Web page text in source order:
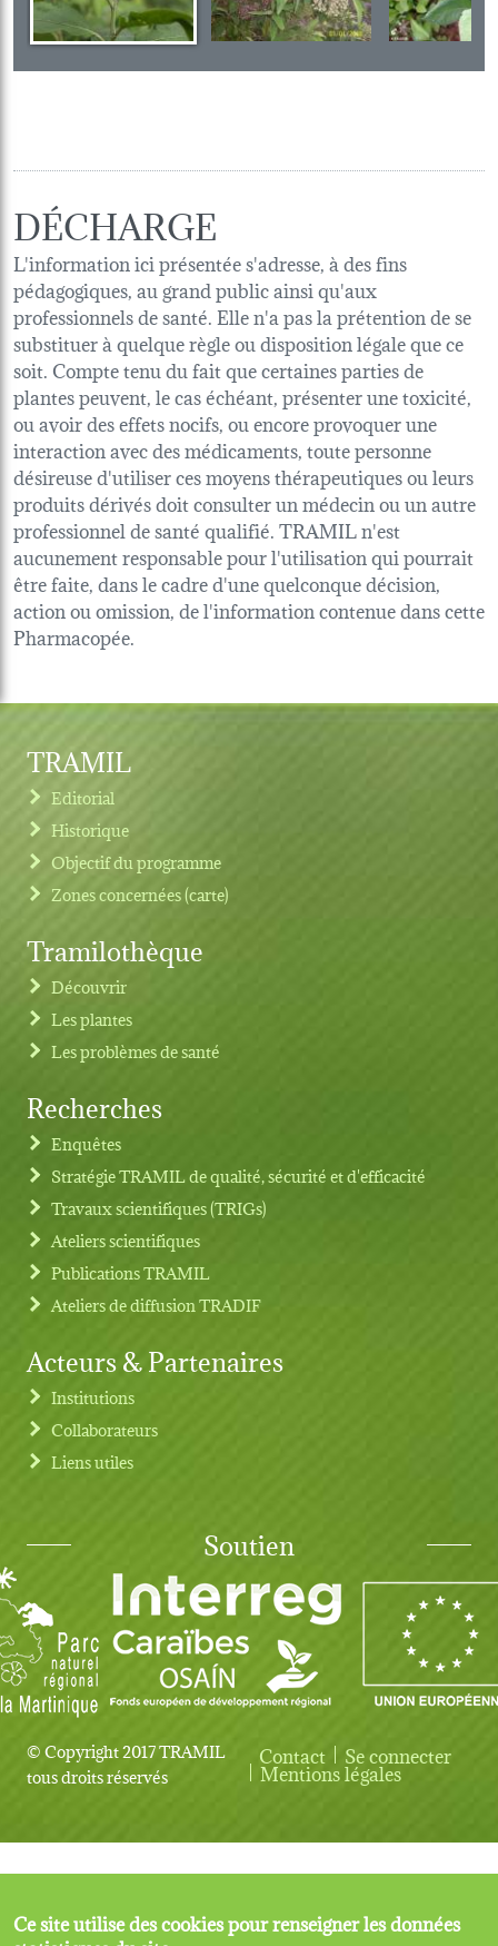
DÉCHARGE
L'information ici présentée s'adresse, à des fins
pédagogiques, au grand public ainsi qu'aux
professionnels de santé. Elle n'a pas la prétention de se
substituer à quelque règle ou disposition légale que ce
soit. Compte tenu du fait que certaines parties de
plantes peuvent, le cas échéant, présenter une toxicité,
ou avoir des effets nocifs, ou encore provoquer une
interaction avec des médicaments, toute personne
désireuse d'utiliser ces moyens thérapeutiques ou leurs
produits dérivés doit consulter un médecin ou un autre
professionnel de santé qualifié. TRAMIL n'est
aucunement responsable pour l'utilisation qui pourrait
être faite, dans le cadre d'une quelconque décision,
action ou omission, de l'information contenue dans cette
Pharmacopée.
Footer menu
TRAMIL
Editorial
Historique
Objectif du programme
Zones concernées (carte)
Tramilothèque
Découvrir
Les plantes
Les problèmes de santé
Recherches
Enquêtes
Stratégie TRAMIL de qualité, sécurité et d'efficacité
Travaux scientifiques (TRIGs)
Ateliers scientifiques
Publications TRAMIL
Ateliers de diffusion TRADIF
Acteurs & Partenaires
Institutions
Collaborateurs
Liens utiles
Soutien
© Copyright 2017 TRAMIL
tous droits réservés
User account menu
Contact Se connecter
Mentions légales
Ce site utilise des cookies pour renseigner les données